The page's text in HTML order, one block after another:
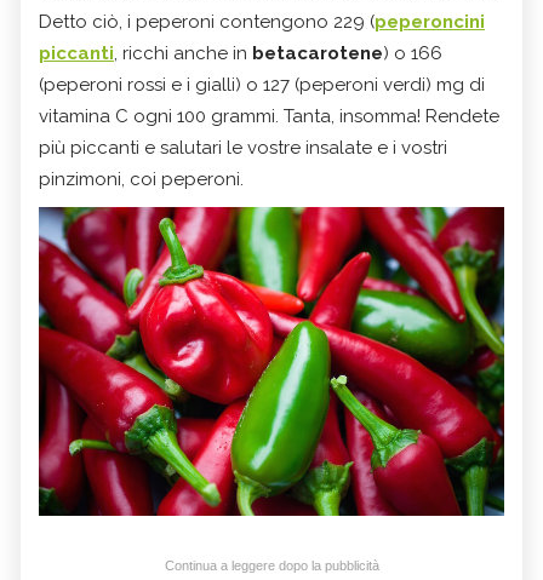
Detto ciò, i peperoni contengono 229 (peperoncini
piccanti, ricchi anche in betacarotene) o 166
(peperoni rossi e i gialli) o 127 (peperoni verdi) mg di
vitamina C ogni 100 grammi. Tanta, insomma! Rendete
più piccanti e salutari le vostre insalate e i vostri
pinzimoni, coi peperoni.
Continua a leggere dopo la pubblicità